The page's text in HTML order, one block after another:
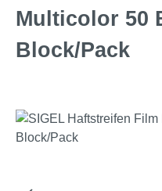
Multicolor 50
Block/Pack
Bildergalerie überspringen